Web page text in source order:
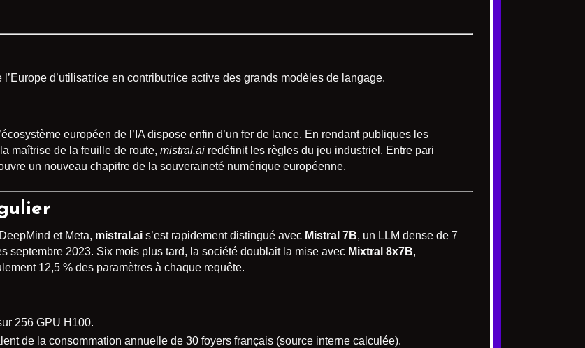
l’Europe d’utilisatrice en contributrice active des grands modèles de langage.
européen de l’IA dispose enfin d’un fer de lance. En rendant publiques les
maîtrise de la feuille de route, mistral.ai redéfinit les règles du jeu industriel. Entre pari
un nouveau chapitre de la souveraineté numérique européenne.
et Meta, mistral.ai s’est rapidement distingué avec Mistral 7B, un LLM dense de 7
septembre 2023. Six mois plus tard, la société doublait la mise avec Mixtral 8x7B,
12,5 % des paramètres à chaque requête.
256 GPU H100.
de la consommation annuelle de 30 foyers français (source interne calculée).